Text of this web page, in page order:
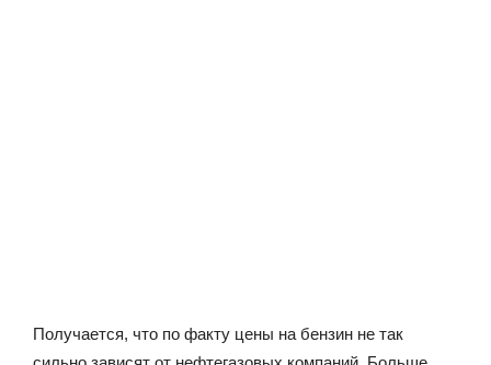
Получается, что по факту цены на бензин не так